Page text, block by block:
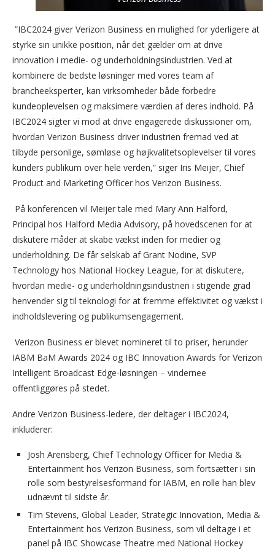
”IBC2024 giver Verizon Business en mulighed for yderligere at
styrke sin unikke position, når det gælder om at drive
innovation i medie- og underholdningsindustrien. Ved at
kombinere de bedste løsninger med vores team af
brancheeksperter, kan virksomheder både forbedre
kundeoplevelsen og maksimere værdien af ​​deres indhold. På
IBC2024 sigter vi mod at drive engagerede diskussioner om,
hvordan Verizon Business driver industrien fremad ved at
tilbyde personlige, sømløse og højkvalitetsoplevelser til vores
kunders publikum over hele verden,” siger Iris Meijer, Chief
Product and Marketing Officer hos Verizon Business.
På konferencen vil Meijer tale med Mary Ann Halford,
Principal hos Halford Media Advisory, på hovedscenen for at
diskutere måder at skabe vækst inden for medier og
underholdning. De får selskab af Grant Nodine, SVP
Technology hos National Hockey League, for at diskutere,
hvordan medie- og underholdningsindustrien i stigende grad
henvender sig til teknologi for at fremme effektivitet og vækst i
indholdslevering og publikumsengagement.
Verizon Business er blevet nomineret til to priser, herunder
IABM BaM Awards 2024 og IBC Innovation Awards for Verizon
Intelligent Broadcast Edge-løsningen – vindernee
offentliggøres på stedet.
Andre Verizon Business-ledere, der deltager i IBC2024,
inkluderer:
Josh Arensberg, Chief Technology Officer for Media &
Entertainment hos Verizon Business, som fortsætter i sin
rolle som bestyrelsesformand for IABM, en rolle han blev
udnævnt til sidste år.
Tim Stevens, Global Leader, Strategic Innovation, Media &
Entertainment hos Verizon Business, som vil deltage i et
panel på IBC Showcase Theatre med National Hockey